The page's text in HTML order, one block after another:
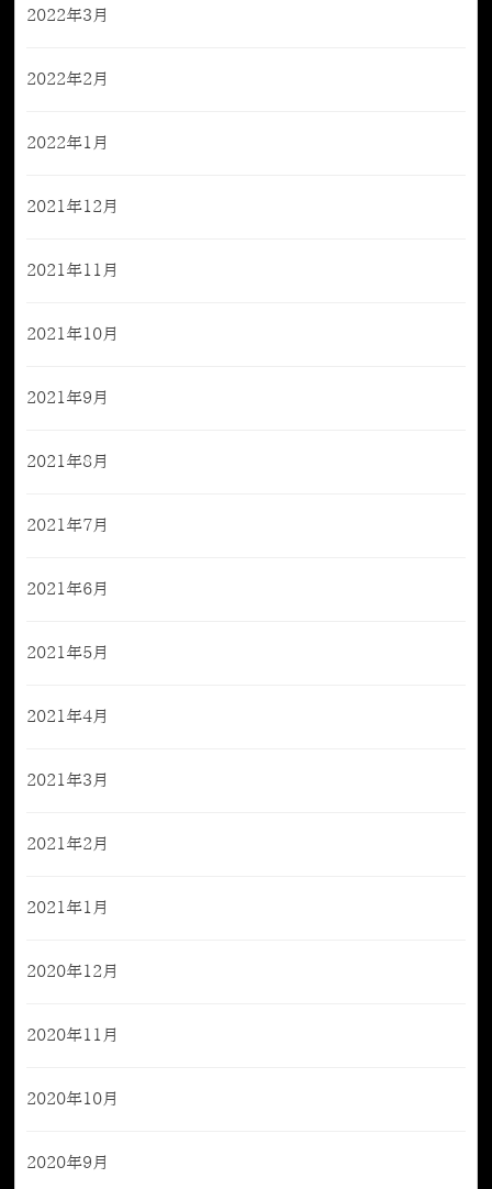
2022年3月
2022年2月
2022年1月
2021年12月
2021年11月
2021年10月
2021年9月
2021年8月
2021年7月
2021年6月
2021年5月
2021年4月
2021年3月
2021年2月
2021年1月
2020年12月
2020年11月
2020年10月
2020年9月